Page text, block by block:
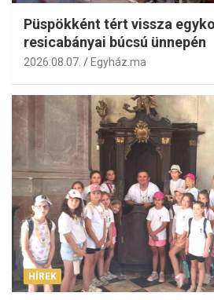
Püspökként tért vissza
resicabányai búcsú ünnepén
2026.08.07. Egyház.ma
HÍREK